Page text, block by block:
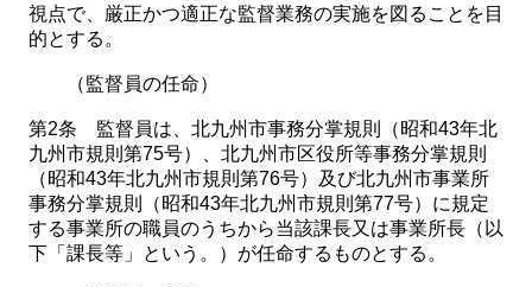
視点で、厳正かつ適正な監督業務の実施を図ることを目
的とする。
（監督員の任命）
第2条 監督員は、北九州市事務分掌規則（昭和43年北
九州市規則第75号）、北九州市区役所等事務分掌規則
（昭和43年北九州市規則第76号）及び北九州市事業所
事務分掌規則（昭和43年北九州市規則第77号）に規定
する事業所の職員のうちから当該課長又は事業所長（以
下「課長等」という。）が任命するものとする。